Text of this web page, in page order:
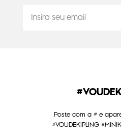
Poste com a # e
#VOUDEKIPLING